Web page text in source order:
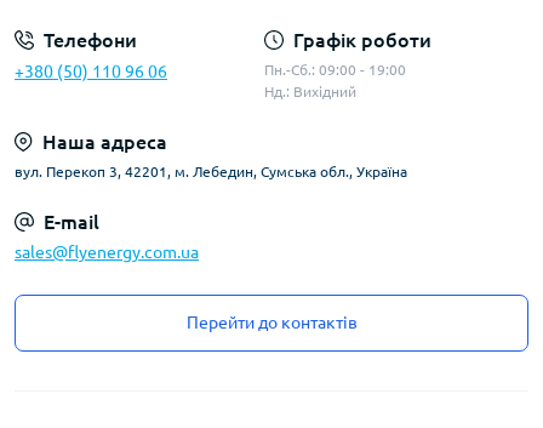
Телефони
+380 (50) 110 96 06
Графік роботи
Пн.-Сб.: 09:00 - 19:00
Нд.: Вихідний
Наша адреса
вул. Перекоп 3, 42201, м. Лебедин, Сумська обл., Україна
E-mail
sales@flyenergy.com.ua
Перейти до контактів